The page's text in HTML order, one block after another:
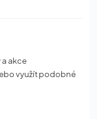
a akce
využít podobné